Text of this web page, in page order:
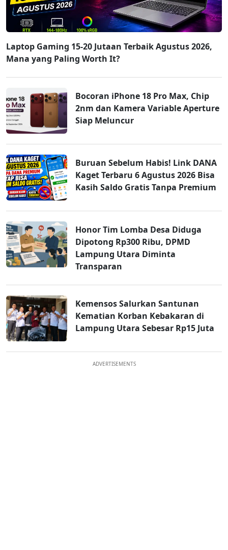
Laptop Gaming 15-20 Jutaan Terbaik Agustus 2026,
Mana yang Paling Worth It?
Bocoran iPhone 18 Pro Max, Chip
2nm dan Kamera Variable Aperture
Siap Meluncur
Buruan Sebelum Habis! Link DANA
Kaget Terbaru 6 Agustus 2026 Bisa
Kasih Saldo Gratis Tanpa Premium
Honor Tim Lomba Desa Diduga
Dipotong Rp300 Ribu, DPMD
Lampung Utara Diminta
Transparan
Kemensos Salurkan Santunan
Kematian Korban Kebakaran di
Lampung Utara Sebesar Rp15 Juta
ADVERTISEMENTS